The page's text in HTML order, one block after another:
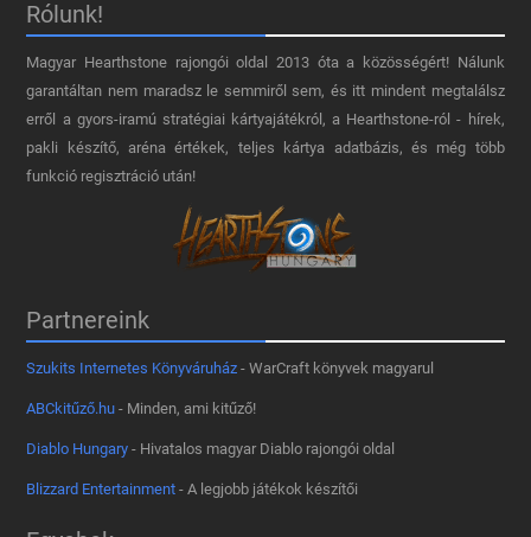
Rólunk!
Magyar Hearthstone​ rajongói oldal 2013 óta a közösségért! Nálunk
garantáltan nem maradsz le semmiről sem, és itt mindent megtalálsz
erről a gyors-iramú stratégiai kártyajátékról, a Hearthstone-ról - hírek,
pakli készítő, aréna értékek, teljes kártya adatbázis, és még több
funkció regisztráció után!
Partnereink
Szukits Internetes Könyváruház - WarCraft könyvek magyarul
ABCkitűző.hu - Minden, ami kitűző!
Diablo Hungary - Hivatalos magyar Diablo rajongói oldal
Blizzard Entertainment - A legjobb játékok készítői